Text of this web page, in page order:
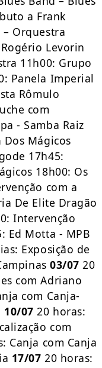
a Frank
– Orquestra
Levorin
11h00: Grupo
Panela Imperial
Rômulo
com
- Samba Raiz
Mágicos
17h45:
18h00: Os
com a
De Elite Dragão
Intervenção
Ed Motta - MPB
Exposição de
03/07 20
com Adriano
com Canja-
10/07 20 horas:
com
Canja com Canja
17/07 20 horas: